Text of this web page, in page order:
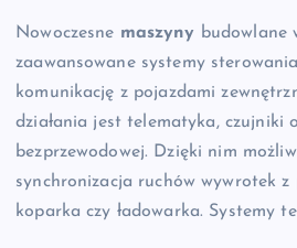
Nowoczesne maszyny budowlane
zaawansowane systemy
komunikację z pojazdami
działania jest telematyka, czujniki
bezprzewodowej. Dzięki nim
synchronizacja ruchów wywrotek
koparka czy ładowarka. Systemy